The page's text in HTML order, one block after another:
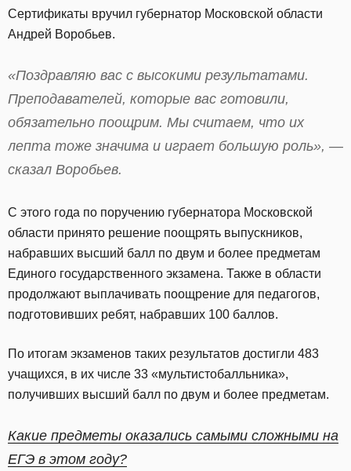
Сертификаты вручил губернатор Московской области
Андрей Воробьев.
«Поздравляю вас с высокими результатами.
Преподавателей, которые вас готовили,
обязательно поощрим. Мы считаем, что их
лепта тоже значима и играет большую роль», —
сказал Воробьев.
С этого года по поручению губернатора Московской
области принято решение поощрять выпускников,
набравших высший балл по двум и более предметам
Единого государственного экзамена. Также в области
продолжают выплачивать поощрение для педагогов,
подготовивших ребят, набравших 100 баллов.
По итогам экзаменов таких результатов достигли 483
учащихся, в их числе 33 «мультистобалльника»,
получивших высший балл по двум и более предметам.
Какие предметы оказались самыми сложными на
ЕГЭ в этом году?